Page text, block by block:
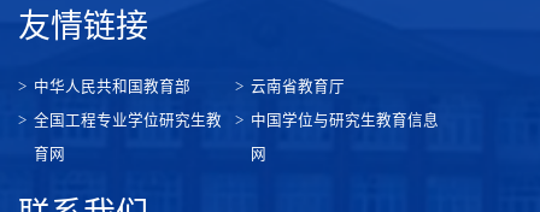
友情链接
中华人民共和国教育部
云南省教育厅
全国工程专业学位研究生教
育网
中国学位与研究生教育信息
网